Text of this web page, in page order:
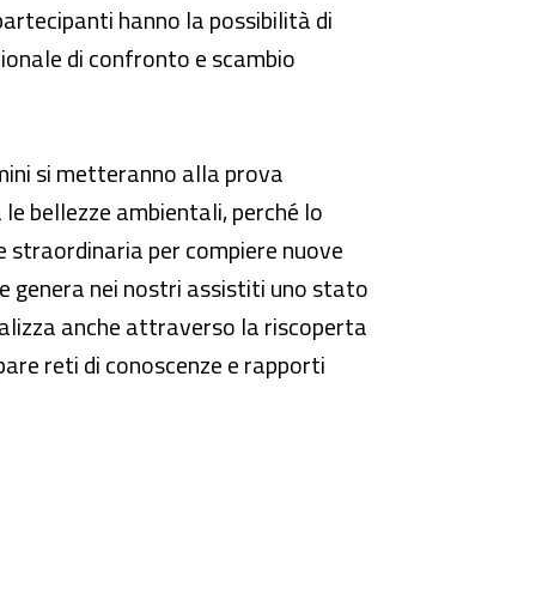
hanno la possibilità di
di confronto e scambio
si metteranno alla prova
bellezze ambientali, perché lo
per compiere nuove
genera nei nostri assistiti uno stato
anche attraverso la riscoperta
reti di conoscenze e rapporti